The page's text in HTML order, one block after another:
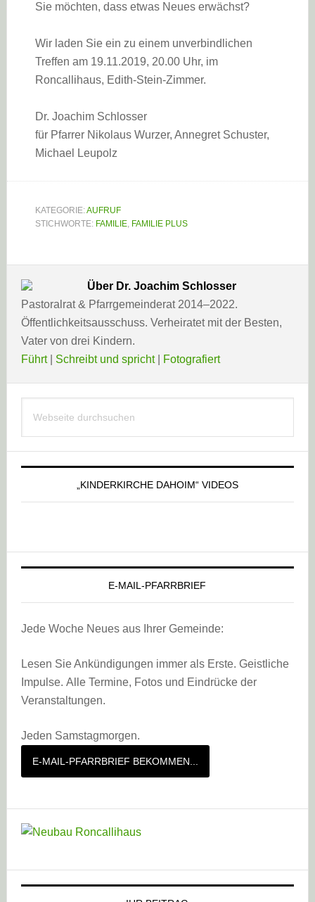
Sie möchten, dass etwas Neues erwächst?
Wir laden Sie ein zu einem unverbindlichen
Treffen am 19.11.2019, 20.00 Uhr, im
Roncallihaus, Edith-Stein-Zimmer.
Dr. Joachim Schlosser
für Pfarrer Nikolaus Wurzer, Annegret Schuster,
Michael Leupolz
KATEGORIE:AUFRUF
STICHWORTE: FAMILIE, FAMILIE PLUS
Über Dr. Joachim Schlosser
Pastoralrat & Pfarrgemeinderat 2014–2022.
Öffentlichkeitsausschuss. Verheiratet mit der Besten,
Vater von drei Kindern.
Führt| Schreibt und spricht| Fotografiert
Haupt-
Sidebar
durchsuchen
„KINDERKIRCHE DAHOIM“ VIDEOS
E-MAIL-PFARRBRIEF
Jede Woche Neues aus Ihrer Gemeinde:
Lesen Sie Ankündigungen immer als Erste. Geistliche
Impulse. Alle Termine, Fotos und Eindrücke der
Veranstaltungen.
Jeden Samstagmorgen.
E-MAIL-PFARRBRIEF BEKOMMEN...